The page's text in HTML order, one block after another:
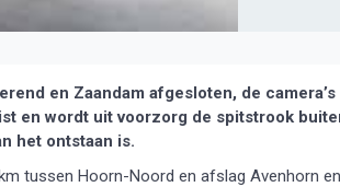
en Zaandam afgesloten, de
en wordt uit voorzorg de spitstrook
het ontstaan is.
tussen Hoorn-Noord en afslag Avenhorn